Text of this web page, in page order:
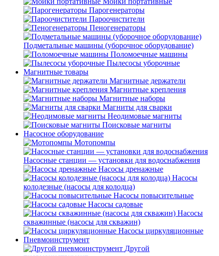
Парогенераторы
Пароочистители
Пеногенераторы
Подметальные машины (уборочное оборудование)
Поломоечные машины
Пылесосы уборочные
Магнитные товары
Магнитные держатели
Магнитные крепления
Магнитные наборы
Магниты для сварки
Неодимовые магниты
Поисковые магниты
Насосное оборудование
Мотопомпы
Насосные станции — установки для водоснабжения
Насосы дренажные
Насосы
колодезные (насосы для колодца)
Насосы повысительные
Насосы садовые
Насосы
скважинные (насосы для скважин)
Насосы циркуляционные
Пневмоинструмент
Другой